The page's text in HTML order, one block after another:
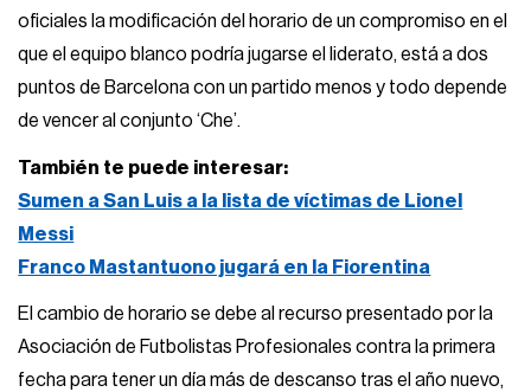
oficiales la modificación del horario de un compromiso en el
que el equipo blanco podría jugarse el liderato, está a dos
puntos de Barcelona con un partido menos y todo depende
de vencer al conjunto ‘Che’.
También te puede interesar:
Sumen a San Luis a la lista de víctimas de Lionel
Messi
Franco Mastantuono jugará en la Fiorentina
El cambio de horario se debe al recurso presentado por la
Asociación de Futbolistas Profesionales contra la primera
fecha para tener un día más de descanso tras el año nuevo,